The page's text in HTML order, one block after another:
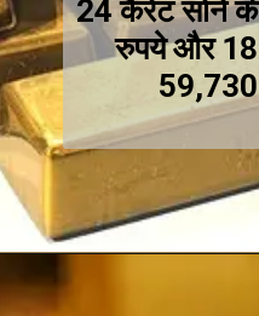
24 कैरेट सोने
रुपये और 18